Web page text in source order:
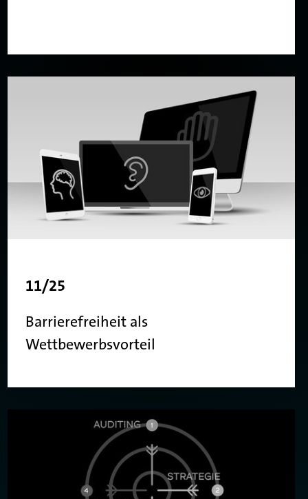
11/25
Barrierefreiheit als
Wettbewerbsvorteil